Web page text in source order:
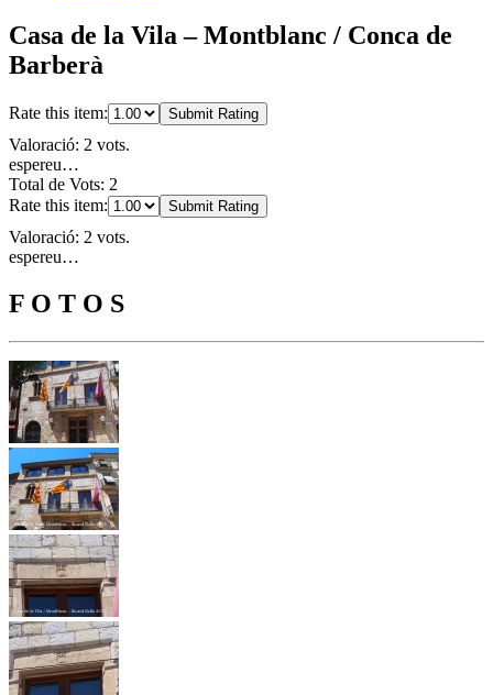
Casa de la Vila – Montblanc / Conca de
Barberà
Rate this item: Submit Rating
Valoració: 2 vots.
espereu…
Total de Vots: 2
Rate this item:
Submit Rating
Valoració: 2 vots.
espereu…
F O T O S